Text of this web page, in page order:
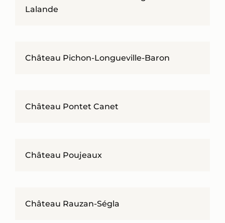
Lalande
Château Pichon-Longueville-Baron
Château Pontet Canet
Château Poujeaux
Château Rauzan-Ségla